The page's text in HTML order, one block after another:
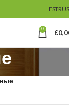
ESTRUS
0 €